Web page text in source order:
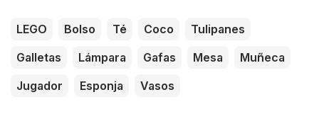
LEGO Bolso Té Coco
Tulipanes
Galletas
Lámpara Gafas Mesa
Muñeca
Jugador
Esponja Vasos